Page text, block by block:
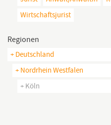
Wirtschaftsjurist
Regionen
+ Deutschland
+ Nordrhein Westfalen
+ Köln